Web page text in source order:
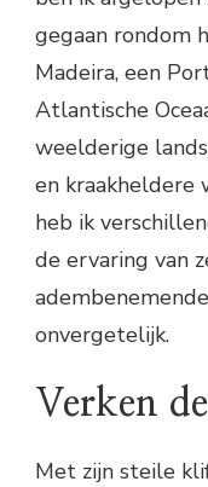
gegaan rondom
Madeira, een
Atlantische
weelderige
en kraakheldere
heb ik
de ervaring van
onvergetelijk.
Verken
Met zijn steile